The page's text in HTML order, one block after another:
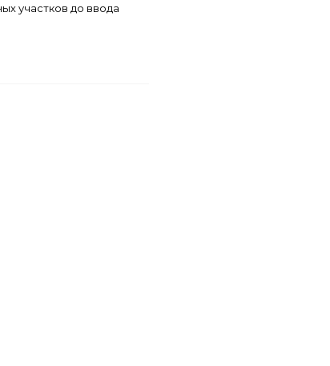
участков до ввода